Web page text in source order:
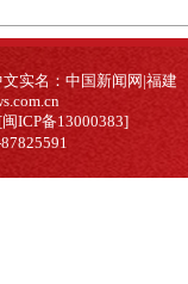
文实名：中国新闻网|福建
ICP备13000383]